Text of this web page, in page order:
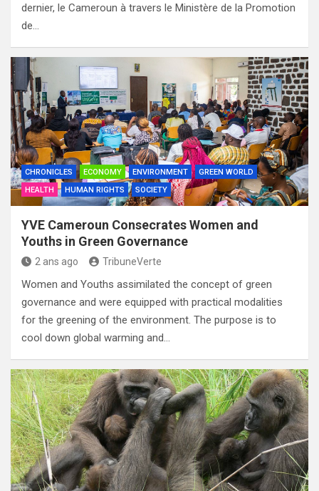
dernier, le Cameroun à travers le Ministère de la Promotion
de…
CHRONICLES ECONOMY ENVIRONMENT
GREEN WORLD
HEALTH
HUMAN RIGHTS SOCIETY
YVE Cameroun Consecrates Women and
Youths in Green Governance
2 ans ago TribuneVerte
Women and Youths assimilated the concept of green
governance and were equipped with practical modalities
for the greening of the environment. The purpose is to
cool down global warming and…